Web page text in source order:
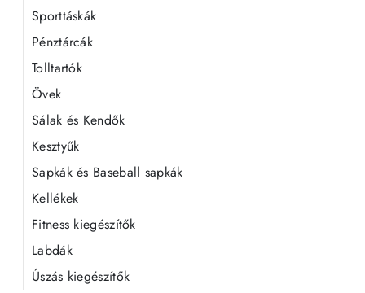
Sporttáskák
Pénztárcák
Tolltartók
Övek
Sálak és Kendők
Kesztyűk
Sapkák és Baseball sapkák
Kellékek
Fitness kiegészítők
Labdák
Úszás kiegészítők